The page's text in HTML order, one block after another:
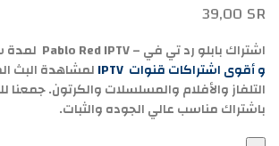
39,00 SR
اشتراك بابلو رد تي في – Pablo Red IPTV لمدة سنة يعد من
و أقوى اشتراكات قنوات IPTV
لمشاهدة البث
التلفاز والأفلام والمسلسلات والكرتون. جمعنا
باشتراك مناسب عالي الجوده والثبات.